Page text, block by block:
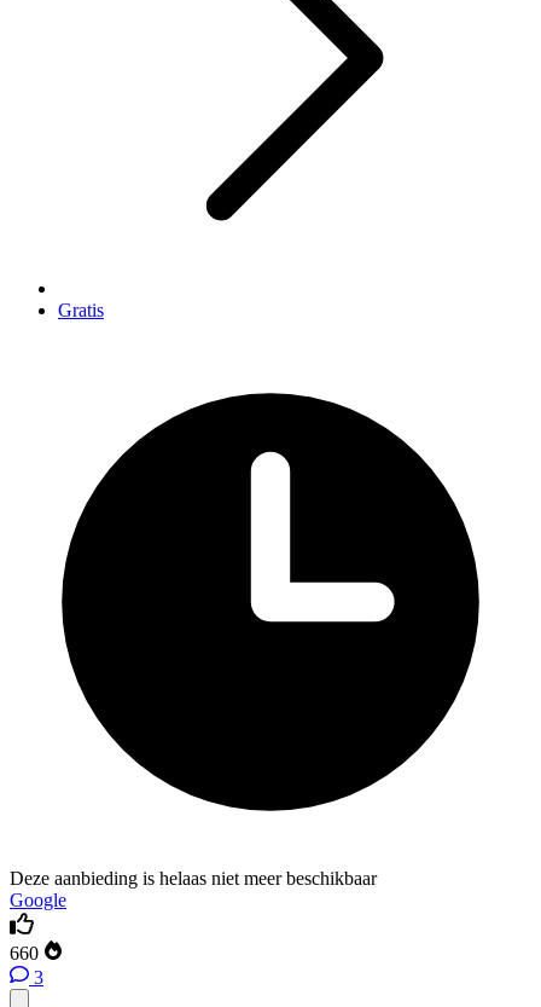
Gratis
Deze aanbieding is helaas niet meer beschikbaar
Google
660
3